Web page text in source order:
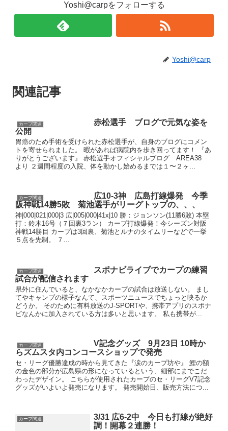
Yoshi@carpをフォローする
Yoshi@carp
関連記事
カープ関連
赤松選手 ブログで元気な姿を
公開
胃癌のため手術を受けられた赤松選手が、自身のブログにコメン
トを寄せられました。 暇があれば病院内を歩き回ってます！ 『あ
りがとうございます』 赤松選手オフィシャルブログ AREA38
より ２週間程度の入院、体を動かし始めるまでは１〜２ヶ...
カープ関連
広10-3神 広島打線爆発 今季
阪神戦14勝5敗 菊池選手がリーグトップの、、、
神|000|021|000|3 広|005|000|41x|10 勝：ジョンソン(11勝6敗) 本塁
打：鈴木16号（７回裏3ラン） カープ打線爆発！今シーズン対阪
神戦14勝目 カープは3回裏、菊池とルナのタイムリーなどで一挙
５点を先制。 ７...
カープ関連
スポナビライブでカープの練習
試合が配信されます
県外に住んでいると、なかなかカープの試合は放送しない。 まし
てやキャンプの様子なんて、スポーツニュースでちょっと映るか
どうか。 そのために有料放送のJ-SPORTや、携帯アプリのスポナ
ビなんかに加入されている方は多いと思います。 私も携帯が...
カープ関連
V記念グッズ 9月23日 10時か
らズムスタ内コンコースショップで発売
セ・リーグ優勝達成の時から見てきた『涙のカープ坊や』 鯉の額
の金色の部分が広島県の形になっているという、細部にまでこだ
わったデザイン。 こちらが使用されたカープのセ・リーグV7記念
グッズがいよいよ発売になります。 発売開始日、販売方法につ...
カープ関連
3/31 広6-2中 今日も打線が絶好
調！開幕２連勝！